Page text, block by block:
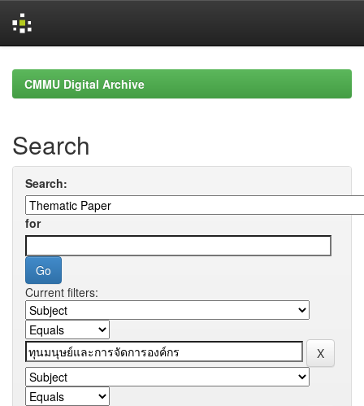
navigationCMMU Digital Archive
Search
Search:
for
Current filters: